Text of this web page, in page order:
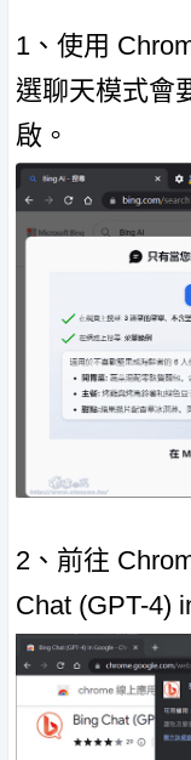
1、使用
選聊天模式會
啟。
2、前往
Chat (GPT-4)